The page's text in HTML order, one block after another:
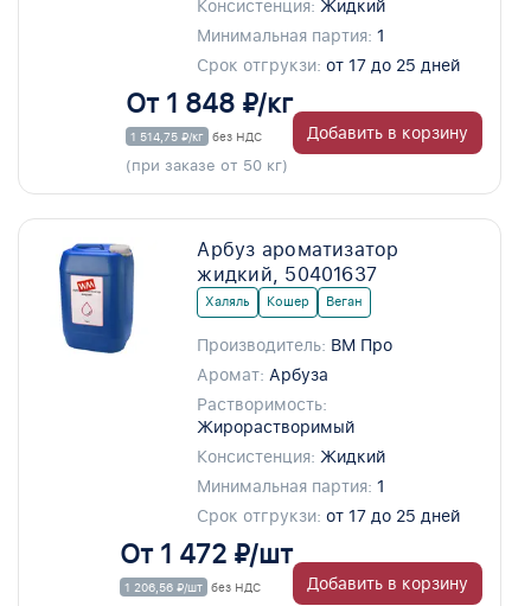
Консистенция: Жидкий
Минимальная партия: 1
Срок отгрукзи: от 17 до 25 дней
От 1 848 ₽/кг
1 514,75 ₽/кг без НДС
(при заказе от 50 кг)
Добавить в корзину
Арбуз ароматизатор
жидкий, 50401637
Халяль Кошер Веган
Производитель: ВМ Про
Аромат: Арбуза
Растворимость:
Жирорастворимый
Консистенция: Жидкий
Минимальная партия: 1
Срок отгрукзи: от 17 до 25 дней
От 1 472 ₽/шт
1 206,56 ₽/шт без НДС Добавить в корзину